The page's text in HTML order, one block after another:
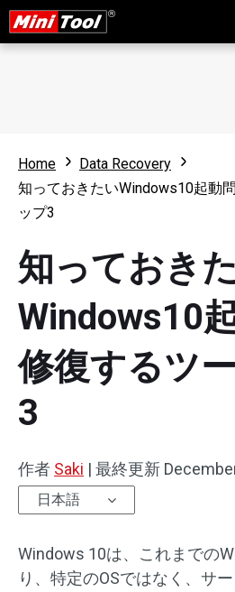
Home
Data Recovery
知っておきたいWindows10起動
ップ3
知っておき
Windows10
修復するツ
3
作者 Saki | 最終更新
日本語
Windows 10は、これまでの
り、特定のOSではなく、サ